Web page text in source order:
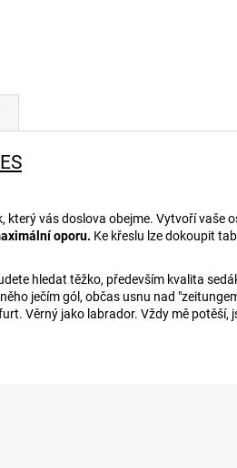
který vás doslova obejme. Vytvoří
oporu. Ke křeslu lze dokoupit
hledat těžko, především kvalita
ječím gól, občas usnu nad
Věrný jako labrador. Vždy mě potěší,